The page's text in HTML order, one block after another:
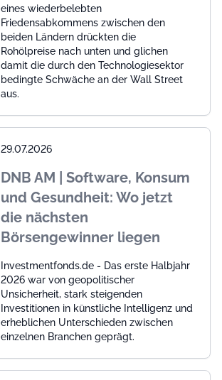
eines wiederbelebten
Friedensabkommens zwischen den
beiden Ländern drückten die
Rohölpreise nach unten und glichen
damit die durch den Technologiesektor
bedingte Schwäche an der Wall Street
aus.
29.07.2026
DNB AM | Software, Konsum
und Gesundheit: Wo jetzt
die nächsten
Börsengewinner liegen
Investmentfonds.de - Das erste Halbjahr
2026 war von geopolitischer
Unsicherheit, stark steigenden
Investitionen in künstliche Intelligenz und
erheblichen Unterschieden zwischen
einzelnen Branchen geprägt.